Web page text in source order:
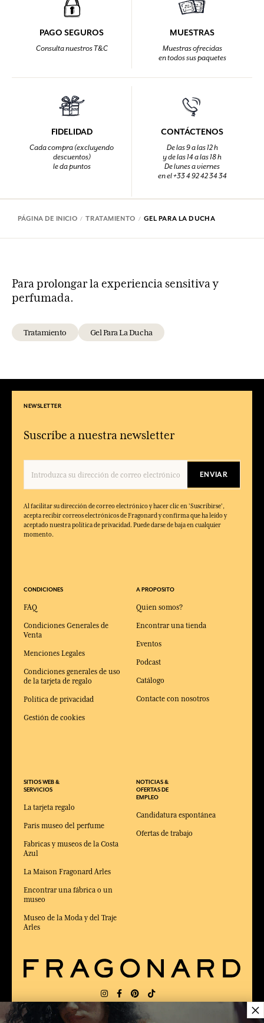
PAGO SEGUROS
Consulta nuestros T&C
MUESTRAS
Muestras ofrecidas
en todos sus paquetes
FIDELIDAD
Cada compra (excluyendo
descuentos)
le da puntos
CONTÁCTENOS
De las 9 a las 12 h
y de las 14 a las 18 h
De lunes a viernes
en el +33 4 92 42 34 34
PÁGINA DE INICIO TRATAMIENTO GEL PARA LA DUCHA
Para prolongar la experiencia sensitiva y
perfumada.
Tratamiento Gel Para La Ducha
NEWSLETTER
Suscríbe a nuestra newsletter
ENVIAR
Al facilitar su dirección de correo electrónico y hacer clic en 'Suscribirse',
acepta recibir correos electrónicos de Fragonard y confirma que ha leído y
aceptado nuestra política de privacidad. Puede darse de baja en cualquier
momento.
CONDICIONES
FAQ
Condiciones Generales de
Venta
Menciones Legales
Condiciones generales de uso
de la tarjeta de regalo
Política de privacidad
Gestión de cookies
SITIOS WEB &
SERVICIOS
La tarjeta regalo
Paris museo del perfume
Fabricas y museos de la Costa
Azul
La Maison Fragonard Arles
Encontrar una fábrica o un
museo
Museo de la Moda y del Traje
Arles
A PROPOSITO
Quien somos?
Encontrar una tienda
Eventos
Podcast
Catálogo
Contacte con nosotros
NOTICIAS &
OFERTAS DE
EMPLEO
Candidatura espontánea
Ofertas de trabajo
×